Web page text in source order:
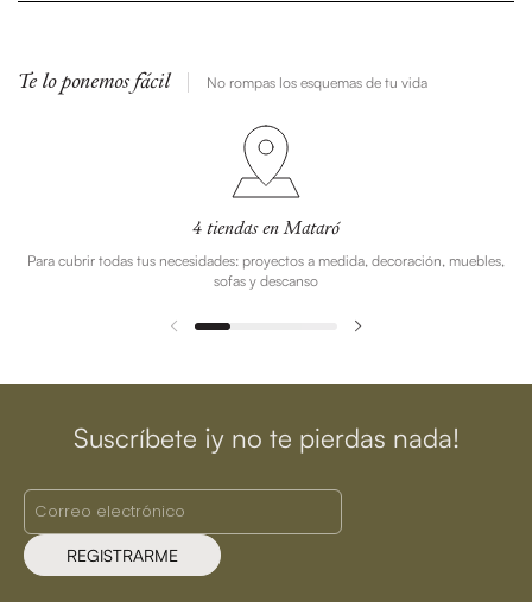
Te lo ponemos fácil No rompas los esquemas de tu vida
4 tiendas en Mataró
Para cubrir todas tus necesidades: proyectos a medida, decoración, muebles,
sofas y descanso
Suscríbete ¡y no te pierdas nada!
REGISTRARME